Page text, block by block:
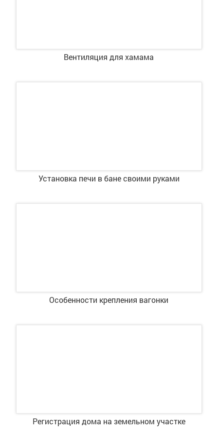
Вентиляция для хамама
Установка печи в бане своими руками
Особенности крепления вагонки
Регистрация дома на земельном участке